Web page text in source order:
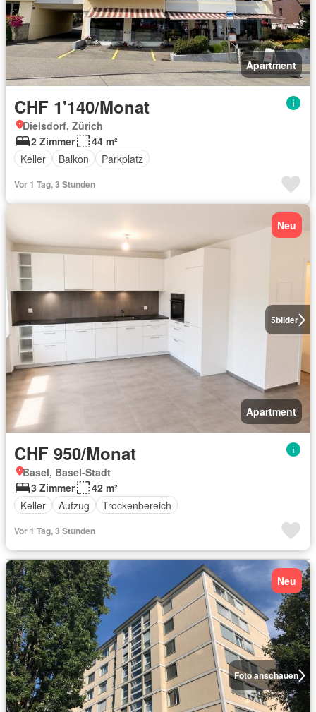
Apartment
CHF 1'140/Monat
Dielsdorf, Zürich
2 Zimmer
44 m²
Keller
Balkon Parkplatz
Vor 1 Tag, 3 Stunden
5bilder
Neu
Apartment
CHF 950/Monat
Basel, Basel-Stadt
3 Zimmer
42 m²
Keller
Aufzug Trockenbereich
Vor 1 Tag, 3 Stunden
Foto anschauen
Neu